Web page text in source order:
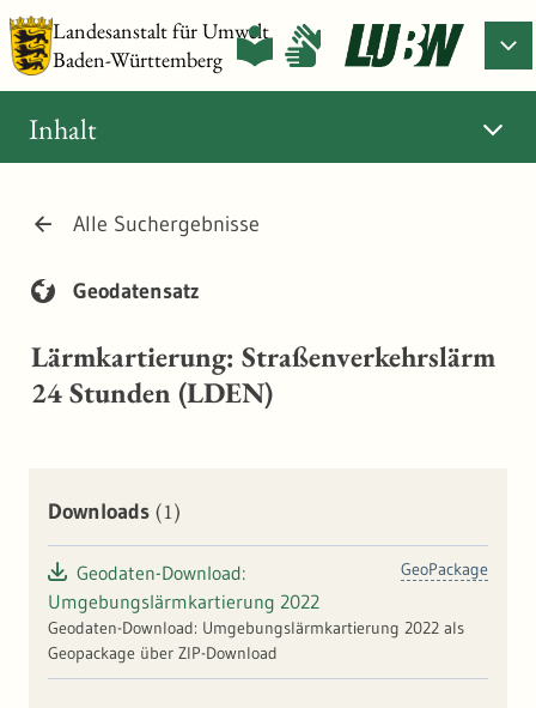
Landesanstalt für Umwelt
Baden-Württemberg
Alle Suchergebnisse
Geodatensatz
Lärmkartierung: Straßenverkehrslärm
24 Stunden (LDEN)
Inhalt
Downloads (1)
GeoPackage
Geodaten-Download:
Umgebungslärmkartierung 2022
Geodaten-Download: Umgebungslärmkartierung 2022 als
Geopackage über ZIP-Download